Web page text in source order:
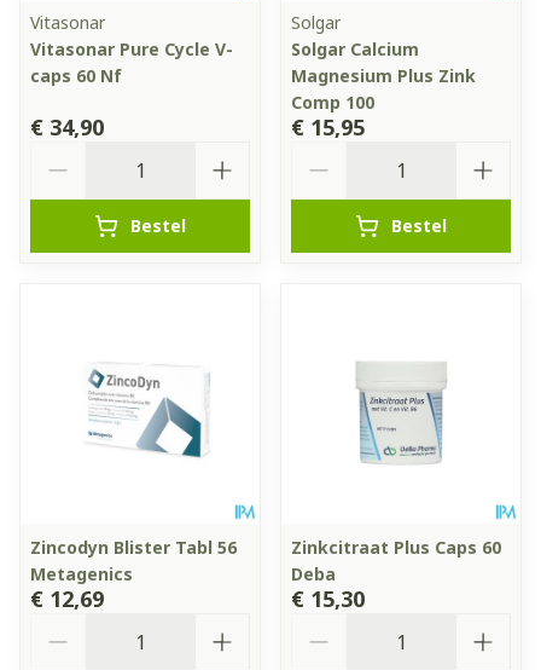
Vitasonar
Vitasonar Pure Cycle V-
caps 60 Nf
€ 34,90
Bestel
Solgar
Solgar Calcium
Magnesium Plus Zink
Comp 100
€ 15,95
Bestel
Zincodyn Blister Tabl 56
Metagenics
€ 12,69
Zinkcitraat Plus Caps 60
Deba
€ 15,30